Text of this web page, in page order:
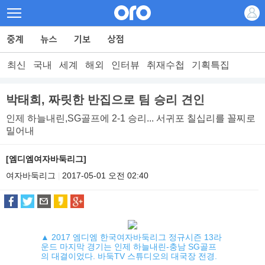
최신 국내 세계 해외 인터뷰 취재수첩 기획특집
박태희, 짜릿한 반집으로 팀 승리 견인
인제 하늘내린,SG골프에 2-1 승리... 서귀포 칠십리를 꼴찌로
밀어내
[엠디엠여자바둑리그]
여자바둑리그
2017-05-01 오전 02:40
▲ 2017 엠디엠 한국여자바둑리그 정규시즌 13라
운드 마지막 경기는 인제 하늘내린-충남 SG골프
의 대결이었다. 바둑TV 스튜디오의 대국장 전경.